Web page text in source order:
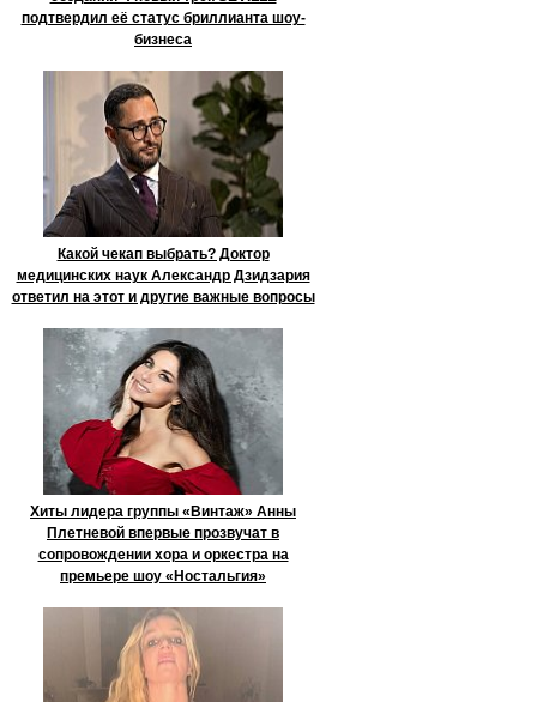
подтвердил её статус бриллианта шоу-
бизнеса
Какой чекап выбрать? Доктор
медицинских наук Александр Дзидзария
ответил на этот и другие важные вопросы
Хиты лидера группы «Винтаж» Анны
Плетневой впервые прозвучат в
сопровождении хора и оркестра на
премьере шоу «Ностальгия»